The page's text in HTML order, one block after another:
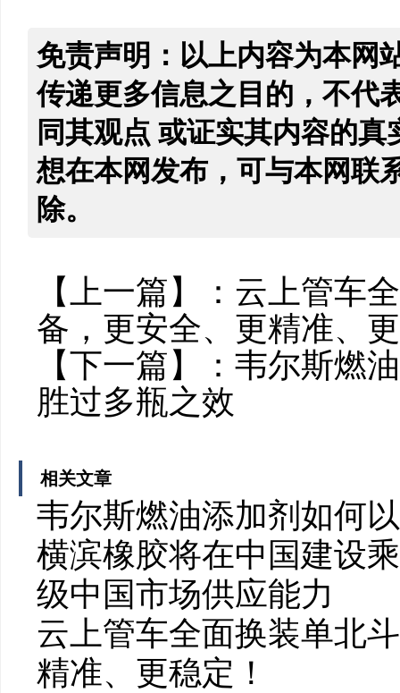
免责声明：以上内容为本网
传递更多信息之目的，不代
同其观点 或证实其内容的
想在本网发布，可与本网联
除。
【上一篇】： 云上管车
备，更安全、更精准、
【下一篇】： 韦尔斯燃
胜过多瓶之效
相关文章
韦尔斯燃油添加剂如何
横滨橡胶将在中国建设
级中国市场供应能力
云上管车全面换装单北
精准、更稳定！